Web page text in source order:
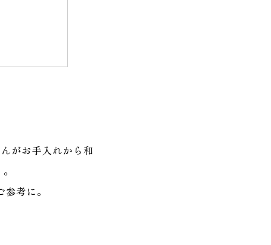
がお手入れから和
考に。